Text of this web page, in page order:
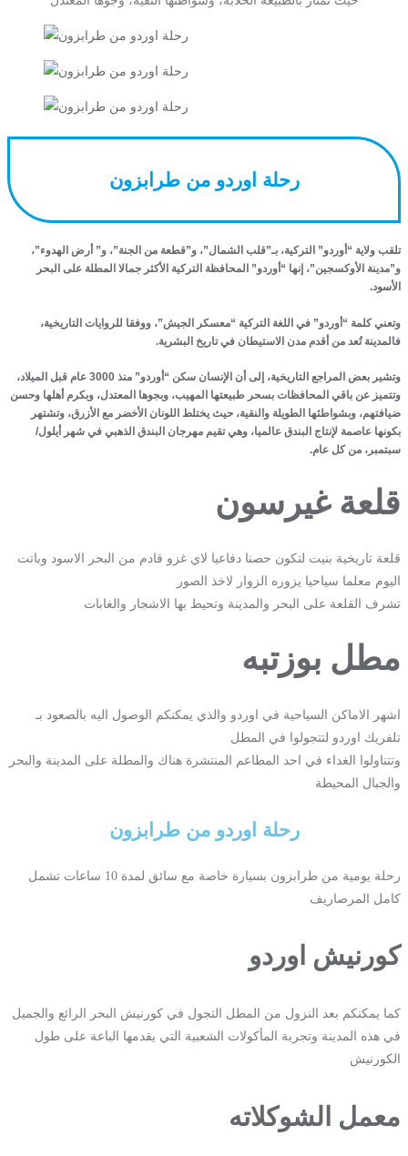
رحلة اوردو من طرابزون
تلقب ولاية “أوردو” التركية، بـ”قلب الشمال”، و”قطعة من الجنة”، و” أرض الهدوء”،
و”مدينة الأوكسجين”، إنها “أوردو” المحافظة التركية الأكثر جمالا المطلة على البحر
الأسود.
وتعني كلمة “أوردو” في اللغة التركية “معسكر الجيش”، ووفقا للروايات التاريخية،
فالمدينة تُعد من أقدم مدن الاستيطان في تاريخ البشرية.
وتشير بعض المراجع التاريخية، إلى أن الإنسان سكن “أوردو” منذ 3000 عام قبل الميلاد،
وتتميز عن باقي المحافظات بسحر طبيعتها المهيب، وبجوها المعتدل، وبكرم أهلها وحسن
ضيافتهم، وبشواطئها الطويلة والنقية، حيث يختلط اللونان الأخضر مع الأزرق، وتشتهر
بكونها عاصمة لإنتاج البندق عالميا، وهي تقيم مهرجان البندق الذهبي في شهر أيلول/
سبتمبر، من كل عام.
قلعة غيرسون
قلعة تاريخية بنيت لتكون حصنا دفاعيا لاي غزو قادم من البحر الاسود وباتت
اليوم معلما سياحيا يزوره الزوار لاخذ الصور
تشرف القلعة على البحر والمدينة وتحيط بها الاشجار والغابات
مطل بوزتبه
اشهر الاماكن السياحية في اوردو والذي يمكنكم الوصول اليه بالصعود بـ
تلفريك اوردو لتتجولوا في المطل
وتتناولوا الغداء في احد المطاعم المنتشرة هناك والمطلة على المدينة والبحر
والجبال المحيطة
رحلة اوردو من طرابزون
رحلة يومية من طرابزون بسيارة خاصة مع سائق لمدة 10 ساعات تشمل
كامل المرصاريف
كورنيش اوردو
كما يمكنكم بعد النزول من المطل التجول في كورنيش البحر الرائع والجميل
في هذه المدينة وتجربة المأكولات الشعبية التي يقدمها الباعة على طول
الكورنيش
معمل الشوكلاته